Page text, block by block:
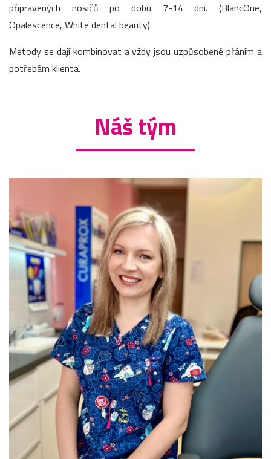
připravených nosičů po dobu 7-14 dní. (BlancOne,
Opalescence, White dental beauty).
Metody se dají kombinovat a vždy jsou uzpůsobené přáním a
potřebám klienta.
Náš tým